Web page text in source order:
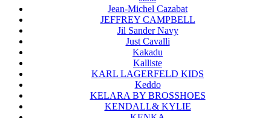
Jean-Michel Cazabat
JEFFREY CAMPBELL
Jil Sander Navy
Just Cavalli
Kakadu
Kalliste
KARL LAGERFELD KIDS
Keddo
KELARA BY BROSSHOES
KENDALL& KYLIE